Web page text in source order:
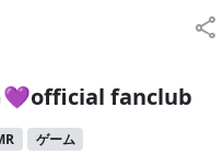
fanclub
ゲーム